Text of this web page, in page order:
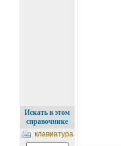
Искать в этом
справочнике
клавиатура